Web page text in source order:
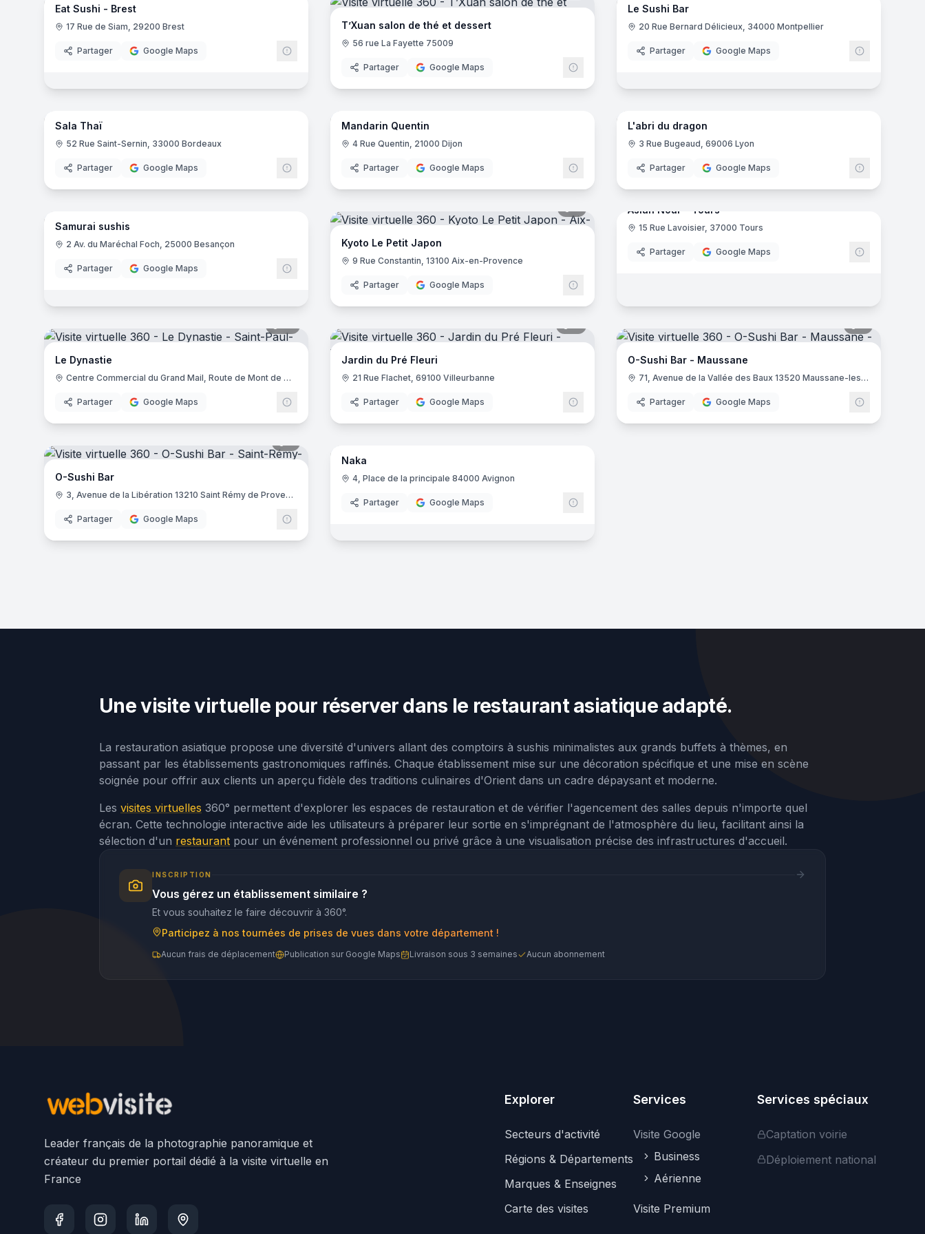
Kyoto Le Petit Japon
- Aix-en-Provence
Asian Nour - Tours- Tours
- Saint-Paul-lès-Dax
Eat Sushi - Brest
17 Rue de Siam, 29200 Brest
Partager Google Maps
T’Xuan salon de thé et dessert
56 rue La Fayette 75009
Partager Google Maps
Le Sushi Bar
20 Rue Bernard Délicieux, 34000 Montpellier
Partager Google Maps
7panoramas
Sala Thaï
52 Rue Saint-Sernin, 33000 Bordeaux
Partager Google Maps
5panoramas
Mandarin Quentin
4 Rue Quentin, 21000 Dijon
Partager Google Maps
8panoramas
L'abri du dragon
3 Rue Bugeaud, 69006 Lyon
Partager Google Maps
8panoramas
Samurai sushis
2 Av. du Maréchal Foch, 25000 Besançon
Partager Google Maps
Kyoto Le Petit Japon
9 Rue Constantin, 13100 Aix-en-Provence
Partager Google Maps
Asian Nour - Tours
15 Rue Lavoisier, 37000 Tours
Partager Google Maps
Le Dynastie
Centre Commercial du Grand Mail, Route de Mont de Marsan, 40990 Saint-Paul-lès-Dax
Partager Google Maps
Jardin du Pré Fleuri
21 Rue Flachet, 69100 Villeurbanne
Partager Google Maps
O-Sushi Bar - Maussane
71, Avenue de la Vallée des Baux 13520 Maussane-les-Alpilles
Partager Google Maps
O-Sushi Bar
3, Avenue de la Libération 13210 Saint Rémy de Provence
Partager Google Maps
9panoramas
Naka
4, Place de la principale 84000 Avignon
Partager Google Maps
Une visite virtuelle pour réserver dans le restaurant asiatique adapté.
La restauration asiatique propose une diversité d'univers allant des comptoirs à sushis minimalistes aux grands buffets à thèmes, en
passant par les établissements gastronomiques raffinés. Chaque établissement mise sur une décoration spécifique et une mise en scène
soignée pour offrir aux clients un aperçu fidèle des traditions culinaires d'Orient dans un cadre dépaysant et moderne.
Les visites virtuelles 360° permettent d'explorer les espaces de restauration et de vérifier l'agencement des salles depuis n'importe quel
écran. Cette technologie interactive aide les utilisateurs à préparer leur sortie en s'imprégnant de l'atmosphère du lieu, facilitant ainsi la
sélection d'un restaurant pour un événement professionnel ou privé grâce à une visualisation précise des infrastructures d'accueil.
INSCRIPTION
Vous gérez un établissement similaire ?
Et vous souhaitez le faire découvrir à 360°.
Participez à nos tournées de prises de vues dans votre département !
Aucun frais de déplacement Publication sur Google Maps Livraison sous 3 semaines Aucun abonnement
Leader français de la photographie panoramique et
créateur du premier portail dédié à la visite virtuelle en
France
Explorer
Secteurs d'activité
Régions & Départements
Marques & Enseignes
Carte des visites
Services
Visite Google
Business
Aérienne
Visite Premium
Services spéciaux
Captation voirie
Déploiement national